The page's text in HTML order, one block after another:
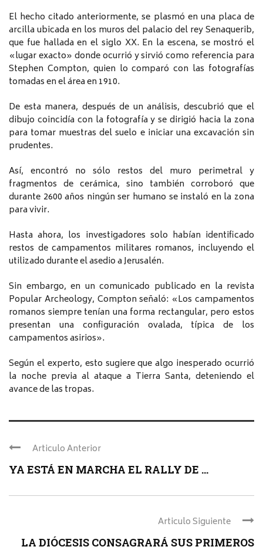
El hecho citado anteriormente, se plasmó en una placa de
arcilla ubicada en los muros del palacio del rey Senaquerib,
que fue hallada en el siglo XX. En la escena, se mostró el
«lugar exacto» donde ocurrió y sirvió como referencia para
Stephen Compton, quien lo comparó con las fotografías
tomadas en el área en 1910.
De esta manera, después de un análisis, descubrió que el
dibujo coincidía con la fotografía y se dirigió hacia la zona
para tomar muestras del suelo e iniciar una excavación sin
prudentes.
Así, encontró no sólo restos del muro perimetral y
fragmentos de cerámica, sino también corroboró que
durante 2600 años ningún ser humano se instaló en la zona
para vivir.
Hasta ahora, los investigadores solo habían identificado
restos de campamentos militares romanos, incluyendo el
utilizado durante el asedio a Jerusalén.
Sin embargo, en un comunicado publicado en la revista
Popular Archeology, Compton señaló: «Los campamentos
romanos siempre tenían una forma rectangular, pero estos
presentan una configuración ovalada, típica de los
campamentos asirios».
Según el experto, esto sugiere que algo inesperado ocurrió
la noche previa al ataque a Tierra Santa, deteniendo el
avance de las tropas.
Articulo Anterior
YA ESTÁ EN MARCHA EL RALLY DE ...
Articulo Siguiente
LA DIÓCESIS CONSAGRARÁ SUS PRIMEROS